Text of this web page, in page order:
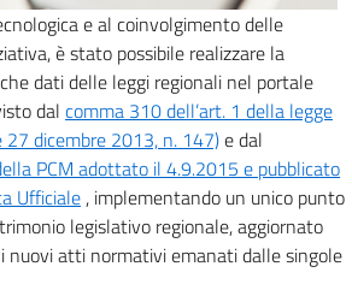
e al coinvolgimento delle
è stato possibile realizzare la
dati delle leggi regionali nel portale
dal comma 310 dell’art. 1 della legge
dicembre 2013, n. 147)e dal
PCM adottato il 4.9.2015 e pubblicato
Ufficiale , implementando un unico punto
legislativo regionale, aggiornato
atti normativi emanati dalle singole